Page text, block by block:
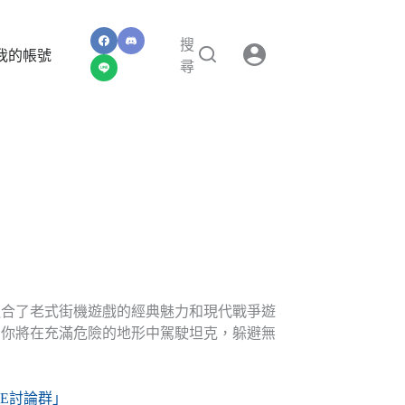
的帳號
搜
尋
了老式街機遊戲的經典魅力和現代戰爭遊
將在充滿危險的地形中駕駛坦克，躲避無
論群」